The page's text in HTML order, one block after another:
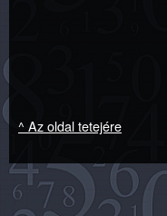
^ Az oldal tetejére